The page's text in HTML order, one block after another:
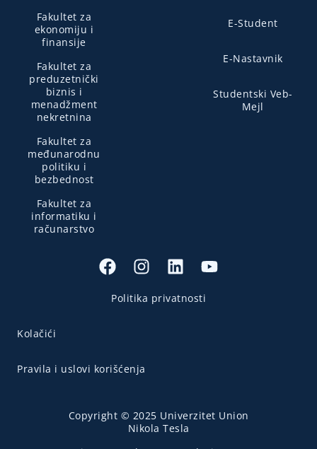
Fakultet za
ekonomiju i
finansije
Fakultet za
preduzetnički
biznis i
menadžment
nekretnina
Fakultet za
međunarodnu
politiku i
bezbednost
Fakultet za
informatiku i
računarstvo
E-Student
E-Nastavnik
Studentski Veb-
Mejl
Politika privatnosti
Kolačići
Pravila i uslovi korišćenja
Copyright © 2025 Univerzitet Union
Nikola Tesla